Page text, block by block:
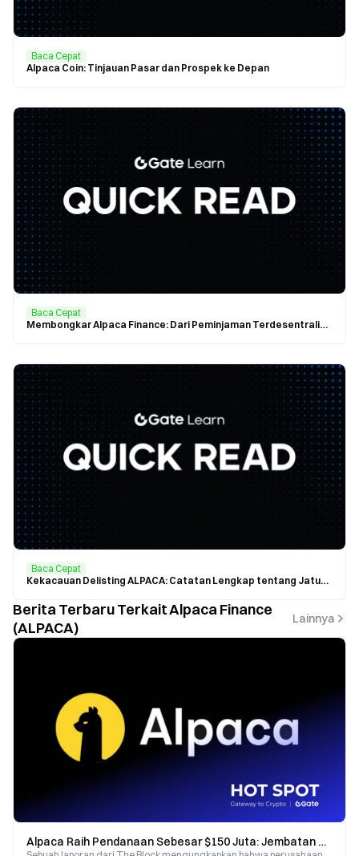
Baca Cepat
Alpaca Coin: Tinjauan Pasar dan Prospek ke Depan
Baca Cepat
Membongkar Alpaca Finance: Dari Peminjaman Terdesentralisasi ke Penambangan Likuiditas
Baca Cepat
Kekacauan Delisting ALPACA: Catatan Lengkap tentang Jatuhnya Harga dan Rebound Singkat
Berita Terbaru Terkait Alpaca Finance
(ALPACA)
Lainnya
Alpaca Raih Pendanaan Sebesar $150 Juta: Jembatan Penting yang Menghubungkan Keuangan Tradisional dan Dunia Kripto